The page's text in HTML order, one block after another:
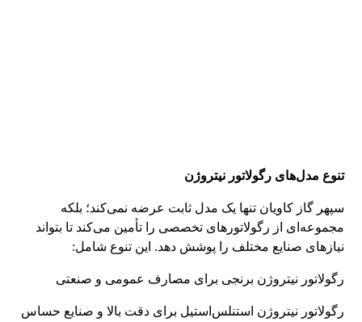
تنوع مدل‌های رگولاتور نیتروژن
سپهر گاز کاویان تنها یک مدل ثابت عرضه نمی‌کند؛ بلکه
مجموعه‌ای از رگولاتورهای تخصصی را تأمین می‌کند تا بتواند
نیازهای صنایع مختلف را پوشش دهد. این تنوع شامل:
رگولاتور نیتروژن برنجی برای مصارف عمومی و صنعتی
رگولاتور نیتروژن استنلس‌استیل برای دقت بالا و صنایع حساس